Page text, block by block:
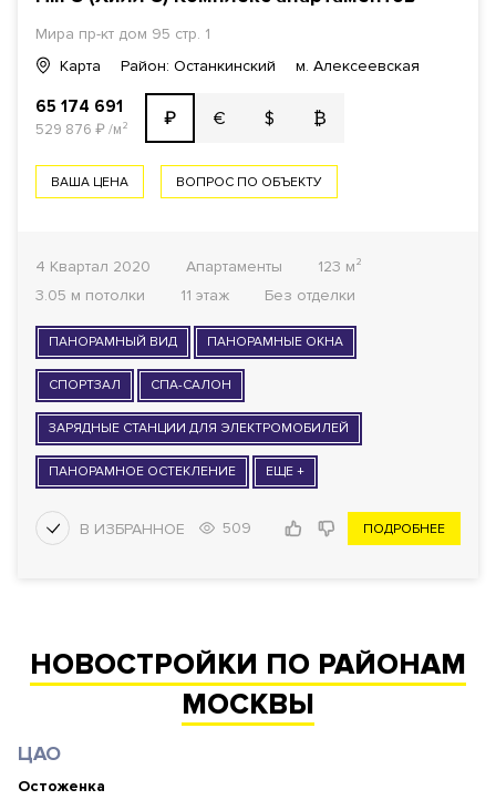
Мира пр-кт дом 95 стр. 1
Карта
Район: Останкинский м. Алексеевская
65 174 691
529 876 ₽/м² ₽ € $ ₿
ВАША ЦЕНА ВОПРОС ПО ОБЪЕКТУ
4 Квартал 2020 Апартаменты
123 м²
3.05 м потолки
11 этаж Без отделки
ПАНОРАМНЫЙ ВИД ПАНОРАМНЫЕ ОКНА
СПОРТЗАЛ СПА-САЛОН
ЗАРЯДНЫЕ СТАНЦИИ ДЛЯ ЭЛЕКТРОМОБИЛЕЙ
ПАНОРАМНОЕ ОСТЕКЛЕНИЕ ЕЩЕ +
509 ПОДРОБНЕЕ
НОВОСТРОЙКИ ПО РАЙОНАМ
МОСКВЫ
ЦАО
Остоженка